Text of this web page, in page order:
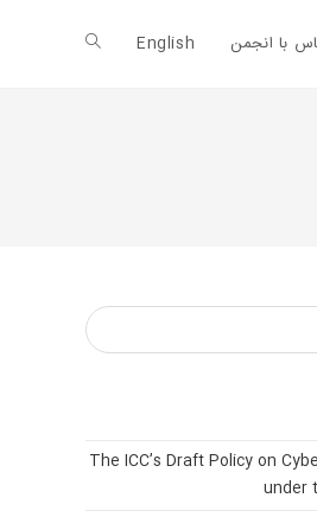
با انجمن English
Toggle
The ICC’s Draft Policy on
under